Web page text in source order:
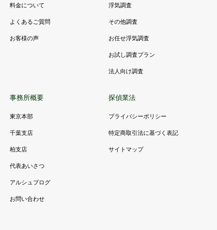
料金について
よくあるご質問
お客様の声
浮気調査
その他調査
お任せ浮気調査
お試し調査プラン
法人向け調査
事務所概要
東京本部
千葉支店
柏支店
代表あいさつ
アルシュブログ
お問い合わせ
探偵業法
プライバシーポリシー
特定商取引法に基づく表記
サイトマップ